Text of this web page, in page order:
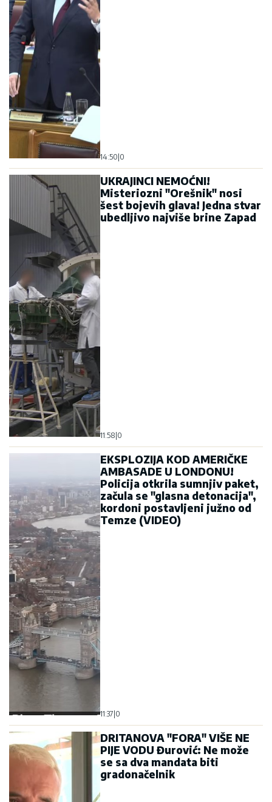
14:50|0
UKRAJINCI NEMOĆNI!
Misteriozni "Orešnik" nosi
šest bojevih glava! Jedna stvar
ubedljivo najviše brine Zapad
11:58|0
EKSPLOZIJA KOD AMERIČKE
AMBASADE U LONDONU!
Policija otkrila sumnjiv paket,
začula se "glasna detonacija",
kordoni postavljeni južno od
Temze (VIDEO)
11:37|0
DRITANOVA "FORA" VIŠE NE
PIJE VODU Đurović: Ne može
se sa dva mandata biti
gradonačelnik